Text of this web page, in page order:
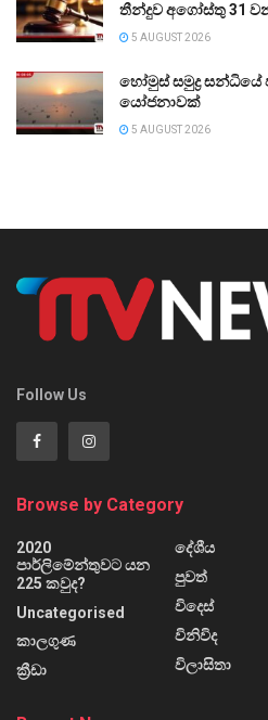
තීන්දුව අගෝස්තු 31
5 AUGUST 2026
හෝමුස් සමුද්‍ර සන්ධියේ
යෝජනාවක්
5 AUGUST 2026
Follow Us
Browse by Category
2020
පාර්ලිමේන්තුවට යන
225 කවුද?
Uncategorised
කාලගුණ
ක්‍රීඩා
දේශීය
පුවත්
විදෙස්
විනිවිද
විලාසිතා